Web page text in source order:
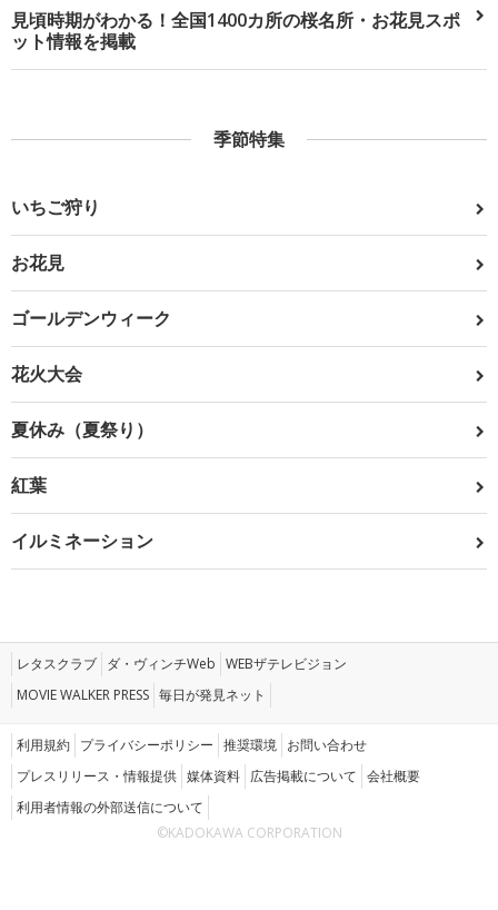
見頃時期がわかる！全国1400カ所の桜名所・お花見スポ
ット情報を掲載
季節特集
いちご狩り
お花見
ゴールデンウィーク
花火大会
夏休み（夏祭り）
紅葉
イルミネーション
レタスクラブ ダ・ヴィンチWeb WEBザテレビジョン
MOVIE WALKER PRESS 毎日が発見ネット
利用規約 プライバシーポリシー 推奨環境 お問い合わせ
プレスリリース・情報提供 媒体資料 広告掲載について 会社概要
利用者情報の外部送信について
©KADOKAWA CORPORATION